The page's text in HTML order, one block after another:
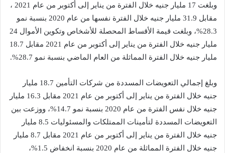
وبلغت 17 مليار جنيه خلال الفترة من يناير إلى أكتوبر من عام 2021 ،
مقابل 31.9 مليار جنيه خلال الفترة نفسها من عام 2020 بنسبة نمو
28.3%، وبلغت قيمة الأقساط المحصلة للأشخاص وتكوين الأموال 24
مليار جنيه خلال الفترة من يناير إلى أكتوبر من عام 2021 مقابل 18.7
مليار جنيه خلال الفترة المماثلة من العام الماضي بنسبة نمو 28.7%.
وبلغ إجمالي التعويضات المسددة من شركات التأمين 18.7 مليار
جنيه خلال الفترة من يناير إلى أكتوبر من عام 2021 مقابل 16.3 مليار
جنيه خلال نفس الفترة من عام 2020 بنسبة نمو 14.7%، ووزعت بين
التعويضات المسددة لتأمينات الممتلكات والمسئوليات 8.5 مليار
جنيه خلال الفترة من يناير إلى أكتوبر من عام 2021 مقابل 8.7 مليار
جنيه خلال الفترة المماثلة من عام 2020 بنسبة انخفاض 1.5%،